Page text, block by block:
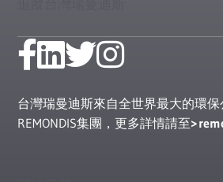
台灣瑞曼迪斯來自全世界最大的環
REMONDIS集團，更多詳情請至